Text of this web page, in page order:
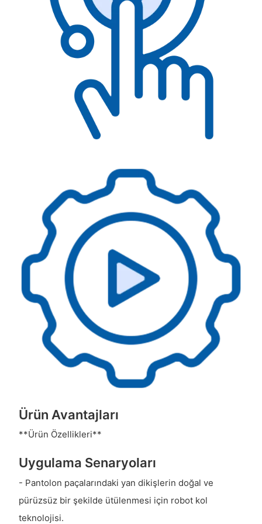
Ürün Avantajları
**Ürün Özellikleri**
Uygulama Senaryoları
- Pantolon paçalarındaki yan dikişlerin doğal ve
pürüzsüz bir şekilde ütülenmesi için robot kol
teknolojisi.